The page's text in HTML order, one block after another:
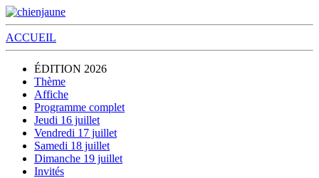
ACCUEIL
ÉDITION 2026
Thème
Affiche
Programme complet
Jeudi 16 juillet
Vendredi 17 juillet
Samedi 18 juillet
Dimanche 19 juillet
Invités